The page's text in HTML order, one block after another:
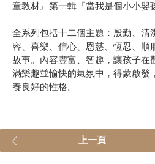
童教材』第一輯『當我是個小小嬰
全系列包括十二個主題：殷勤、清
容、喜樂、信心、恩慈、恆忍、順
故事。內容豐富、智趣，讓孩子在
滿樂趣並愉快的氣氛中，得蒙啟發
養良好的性格。
上一頁